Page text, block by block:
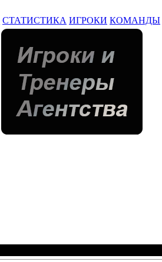
СТАТИСТИКА ИГРОКИ КОМАНДЫ